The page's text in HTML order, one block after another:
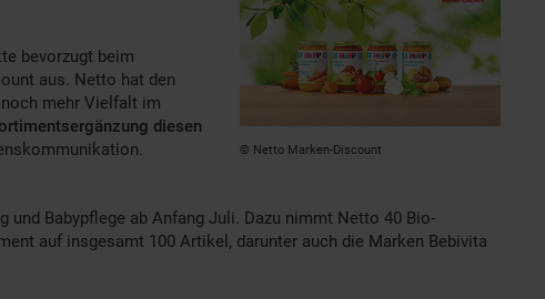
© Netto Marken-Discount
bevorzugt beim
aus. Netto hat den
mehr Vielfalt im
diesen
Babypflege ab Anfang Juli. Dazu nimmt Netto 40 Bio-
auf insgesamt 100 Artikel, darunter auch die Marken Bebivita